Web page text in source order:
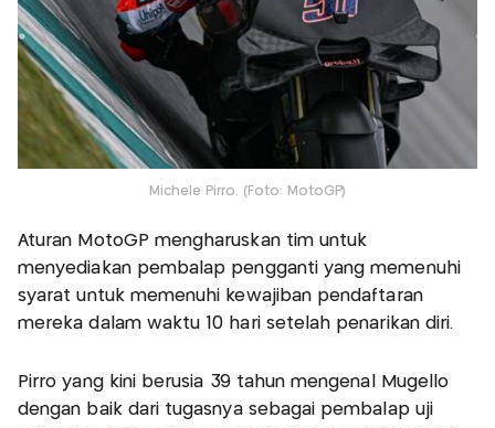
Michele Pirro. (Foto: MotoGP)
Aturan MotoGP mengharuskan tim untuk
menyediakan pembalap pengganti yang memenuhi
syarat untuk memenuhi kewajiban pendaftaran
mereka dalam waktu 10 hari setelah penarikan diri.
Pirro yang kini berusia 39 tahun mengenal Mugello
dengan baik dari tugasnya sebagai pembalap uji